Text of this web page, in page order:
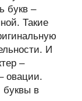
букв –
Такие
И
–
овации.
буквы в